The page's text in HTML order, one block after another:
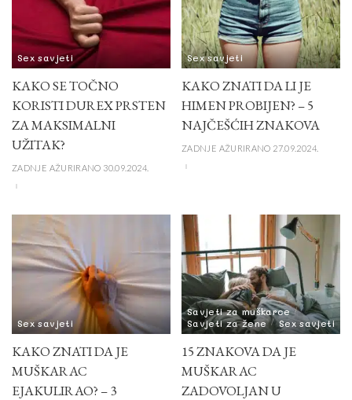
Sex savjeti
KAKO SE TOČNO
KORISTI DUREX PRSTEN
ZA MAKSIMALNI
UŽITAK?
ZADNJE AŽURIRANO 30.09.2024.
Sex savjeti
KAKO ZNATI DA LI JE
HIMEN PROBIJEN? – 5
NAJČEŠĆIH ZNAKOVA
ZADNJE AŽURIRANO 27.09.2024.
Sex savjeti
KAKO ZNATI DA JE
MUŠKARAC
EJAKULIRAO? – 3
Savjeti za muškarce
Savjeti za žene
Sex savjeti
15 ZNAKOVA DA JE
MUŠKARAC
ZADOVOLJAN U